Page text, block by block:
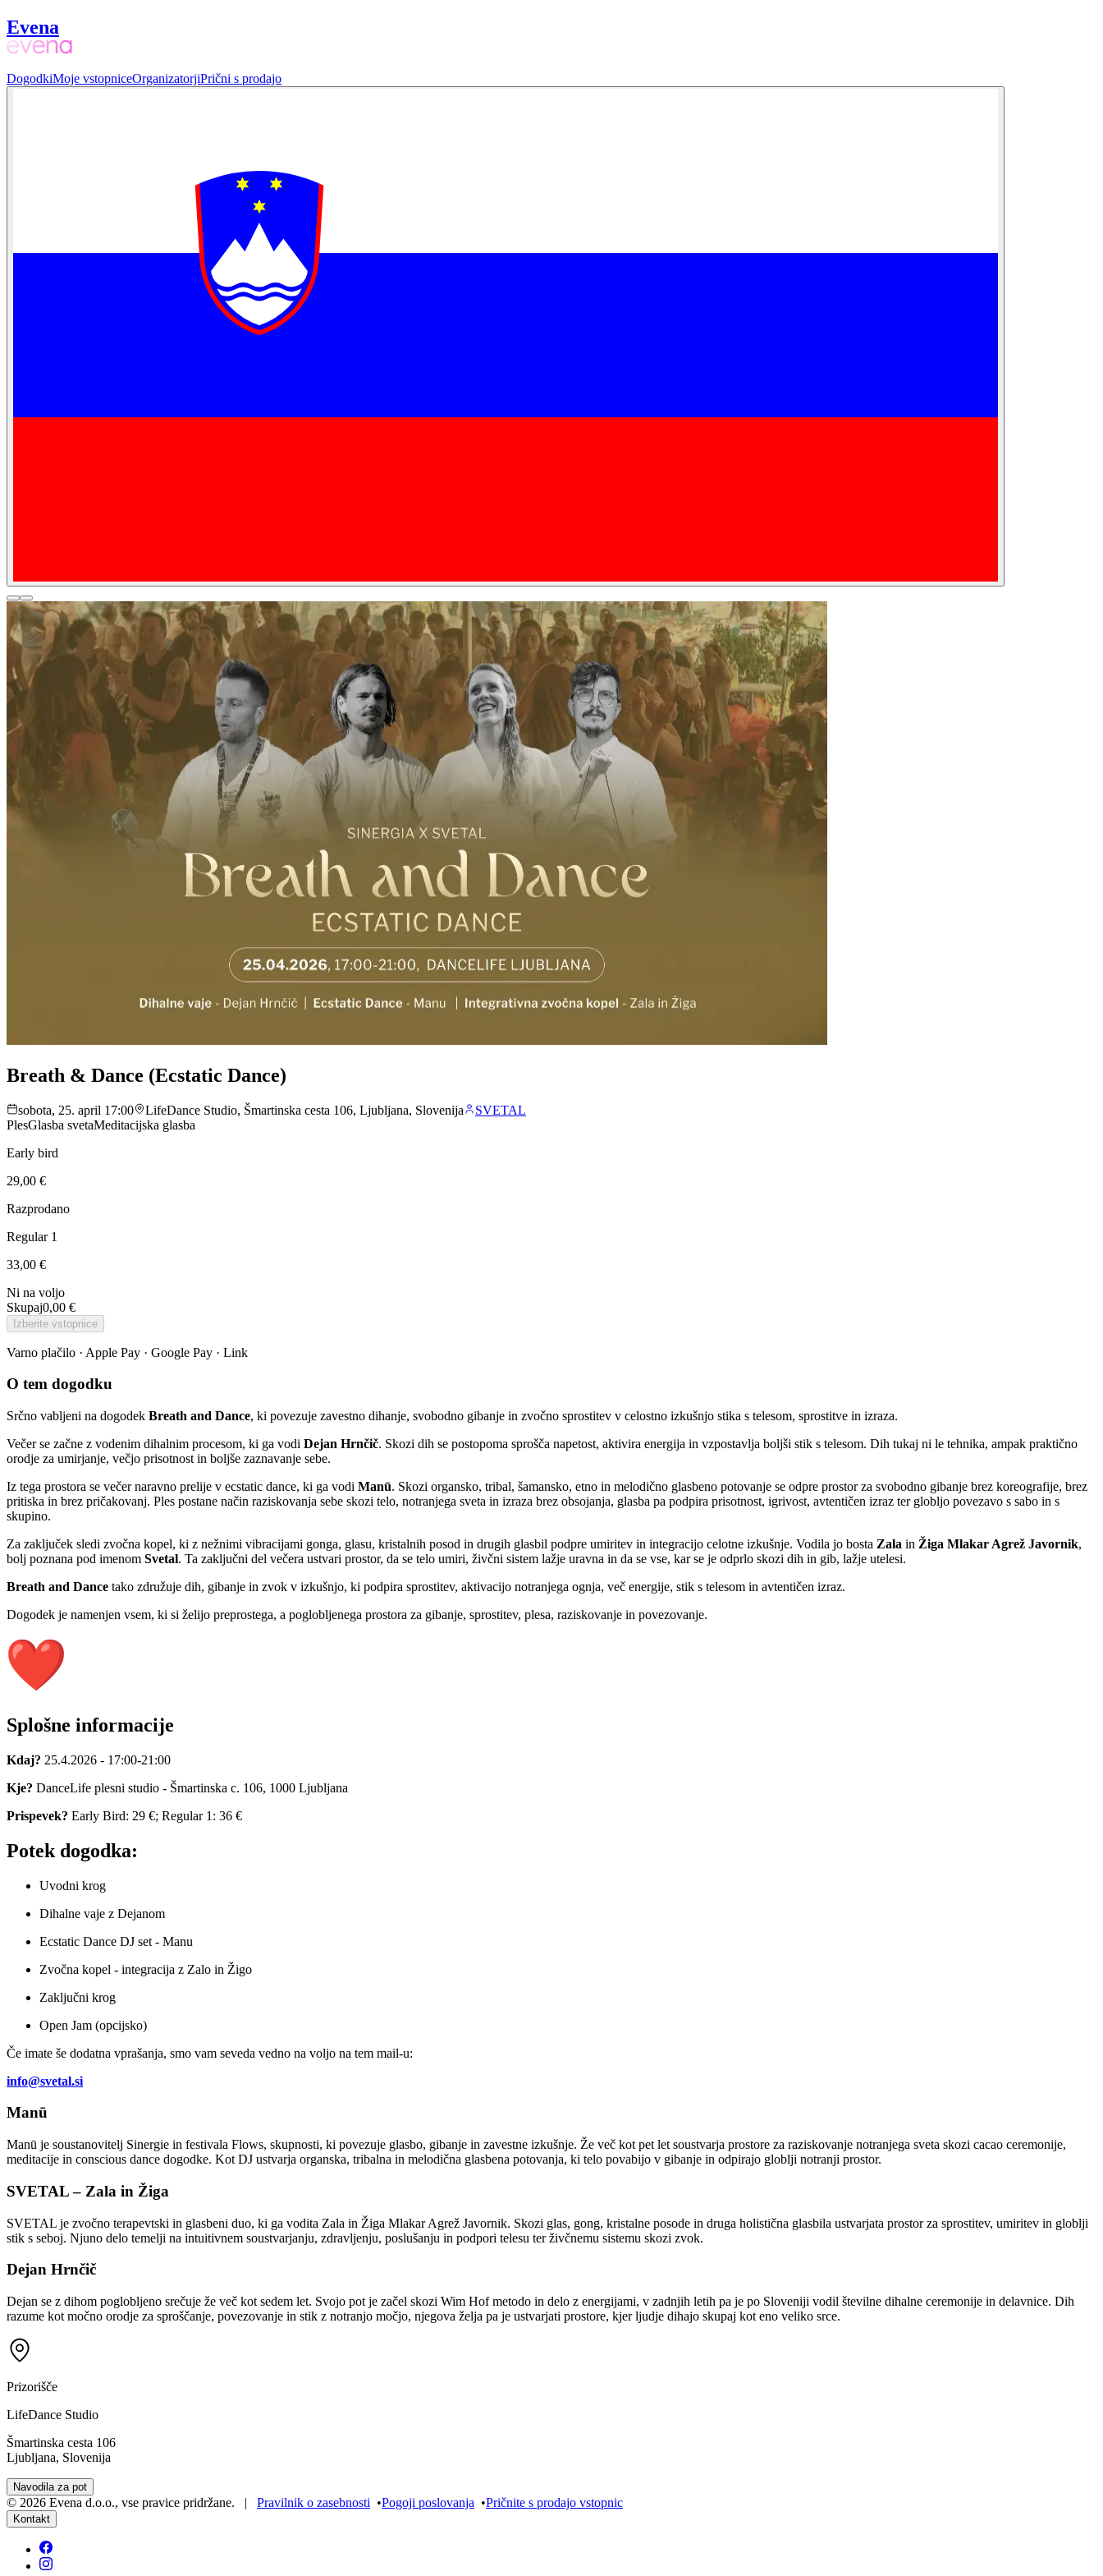
Evena
DogodkiMoje vstopniceOrganizatorjiPrični s prodajo
Breath & Dance (Ecstatic Dance)
sobota, 25. april 17:00 LifeDance Studio, Šmartinska cesta 106, Ljubljana, Slovenija
SVETAL
PlesGlasba svetaMeditacijska glasba
Early bird
29,00 €
Razprodano
Regular 1
33,00 €
Ni na voljo
Skupaj0,00 €
Izberite vstopnice
Varno plačilo · Apple Pay · Google Pay · Link
O tem dogodku
Srčno vabljeni na dogodek Breath and Dance, ki povezuje zavestno dihanje, svobodno gibanje in zvočno sprostitev v celostno izkušnjo stika s telesom, sprostitve in izraza.
Večer se začne z vodenim dihalnim procesom, ki ga vodi Dejan Hrnčič. Skozi dih se postopoma sprošča napetost, aktivira energija in vzpostavlja boljši stik s telesom. Dih tukaj ni le tehnika, ampak praktično
orodje za umirjanje, večjo prisotnost in boljše zaznavanje sebe.
Iz tega prostora se večer naravno prelije v ecstatic dance, ki ga vodi Manū. Skozi organsko, tribal, šamansko, etno in melodično glasbeno potovanje se odpre prostor za svobodno gibanje brez koreografije, brez
pritiska in brez pričakovanj. Ples postane način raziskovanja sebe skozi telo, notranjega sveta in izraza brez obsojanja, glasba pa podpira prisotnost, igrivost, avtentičen izraz ter globljo povezavo s sabo in s
skupino.
Za zaključek sledi zvočna kopel, ki z nežnimi vibracijami gonga, glasu, kristalnih posod in drugih glasbil podpre umiritev in integracijo celotne izkušnje. Vodila jo bosta Zala in Žiga Mlakar Agrež Javornik,
bolj poznana pod imenom Svetal. Ta zaključni del večera ustvari prostor, da se telo umiri, živčni sistem lažje uravna in da se vse, kar se je odprlo skozi dih in gib, lažje utelesi.
Breath and Dance tako združuje dih, gibanje in zvok v izkušnjo, ki podpira sprostitev, aktivacijo notranjega ognja, več energije, stik s telesom in avtentičen izraz.
Dogodek je namenjen vsem, ki si želijo preprostega, a poglobljenega prostora za gibanje, sprostitev, plesa, raziskovanje in povezovanje.
Splošne informacije
Kdaj? 25.4.2026 - 17:00-21:00
Kje? DanceLife plesni studio - Šmartinska c. 106, 1000 Ljubljana
Prispevek? Early Bird: 29 €; Regular 1: 36 €
Potek dogodka:
Uvodni krog
Dihalne vaje z Dejanom
Ecstatic Dance DJ set - Manu
Zvočna kopel - integracija z Zalo in Žigo
Zaključni krog
Open Jam (opcijsko)
Če imate še dodatna vprašanja, smo vam seveda vedno na voljo na tem mail-u:
info@svetal.si
Manū
Manū je soustanovitelj Sinergie in festivala Flows, skupnosti, ki povezuje glasbo, gibanje in zavestne izkušnje. Že več kot pet let soustvarja prostore za raziskovanje notranjega sveta skozi cacao ceremonije,
meditacije in conscious dance dogodke. Kot DJ ustvarja organska, tribalna in melodična glasbena potovanja, ki telo povabijo v gibanje in odpirajo globlji notranji prostor.
SVETAL – Zala in Žiga
SVETAL je zvočno terapevtski in glasbeni duo, ki ga vodita Zala in Žiga Mlakar Agrež Javornik. Skozi glas, gong, kristalne posode in druga holistična glasbila ustvarjata prostor za sprostitev, umiritev in globlji
stik s seboj. Njuno delo temelji na intuitivnem soustvarjanju, zdravljenju, poslušanju in podpori telesu ter živčnemu sistemu skozi zvok.
Dejan Hrnčič
Dejan se z dihom poglobljeno srečuje že več kot sedem let. Svojo pot je začel skozi Wim Hof metodo in delo z energijami, v zadnjih letih pa je po Sloveniji vodil številne dihalne ceremonije in delavnice. Dih
razume kot močno orodje za sproščanje, povezovanje in stik z notranjo močjo, njegova želja pa je ustvarjati prostore, kjer ljudje dihajo skupaj kot eno veliko srce.
Prizorišče
LifeDance Studio
Šmartinska cesta 106
Ljubljana, Slovenija
Navodila za pot
© 2026 Evena d.o.o., vse pravice pridržane. | Pravilnik o zasebnosti •Pogoji poslovanja •Pričnite s prodajo vstopnic
Kontakt